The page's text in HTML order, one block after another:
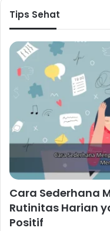
Tips Sehat
Cara Sederhana
Rutinitas Harian
Positif